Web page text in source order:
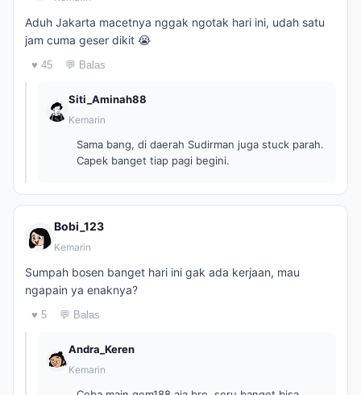
Aduh Jakarta macetnya nggak ngotak hari ini, udah satu
jam cuma geser dikit 😭
♥ 45 💬 Balas
Siti_Aminah88
Kemarin
Sama bang, di daerah Sudirman juga stuck parah.
Capek banget tiap pagi begini.
Bobi_123
Kemarin
Sumpah bosen banget hari ini gak ada kerjaan, mau
ngapain ya enaknya?
♥ 5 💬 Balas
Andra_Keren
Kemarin